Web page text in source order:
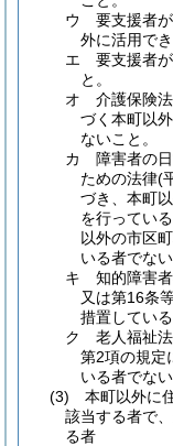
ウ
要支援者
外に活用で
エ
要支援者
と。
オ
介護保険法
づく本町以
ないこと。
カ
障害者の
ための法律(
づき、本町
を行ってい
以外の市区
いる者でない
キ
知的障害
又は第16条
措置してい
ク
老人福祉法
第2項の規定
いる者でない
(3)
本町以外に
該当する者で
る者